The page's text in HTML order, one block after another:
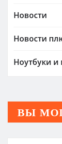
Новости
Новости
Ноутбуки
ВЫ